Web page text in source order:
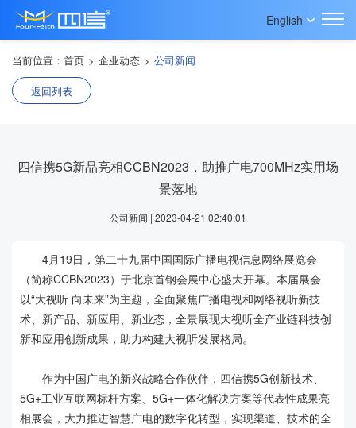
English
当前位置： 首页 > 企业动态 > 公司新闻
返回列表
四信携5G新品亮相CCBN2023，助推广电700MHz实用场
景落地
公司新闻 | 2023-04-21 02:40:01
4月19日，第二十九届中国国际广播电视信息网络展览会
（简称CCBN2023）于北京首钢会展中心盛大开幕。本届展会
以“大视听 向未来”为主题，全面聚焦广播电视和网络视听新技
术、新产品、新应用、新业态，全景展现大视听全产业链科技创
新和应用创新成果，助力构建大视听发展格局。
作为中国广电的新兴战略合作伙伴，四信携5G创新技术、
5G+工业互联网标杆方案、5G+一体化解决方案等代表性成果亮
相展会，大力推进智慧广电的数字化转型，实现渠道、技术的全